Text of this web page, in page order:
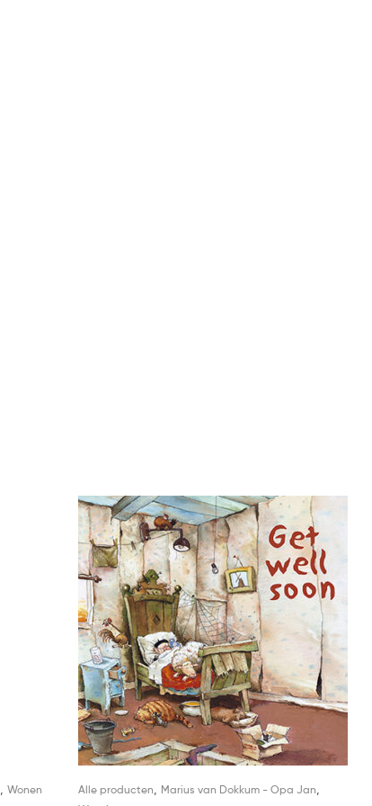
, Wonen Alle producten, Marius van Dokkum - Opa Jan,